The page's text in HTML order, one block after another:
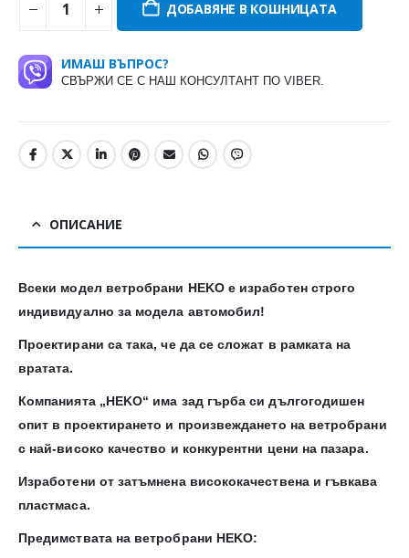
ДОБАВЯНЕ В КОШНИЦАТА
ИМАШ ВЪПРОС?
СВЪРЖИ СЕ С НАШ КОНСУЛТАНТ ПО VIBER.
ОПИСАНИЕ
Всеки модел ветробрани HEKO е изработен строго
индивидуално за модела автомобил!
Проектирани са така, че да се сложат в рамката на
вратата.
Компанията „HEKO“ има зад гърба си дългогодишен
опит в проектирането и произвеждането на ветробрани
с най-високо качество и конкурентни цени на пазара.
Изработени от затъмнена висококачествена и гъвкава
пластмаса.
Предимствата на ветробрани HEKO: